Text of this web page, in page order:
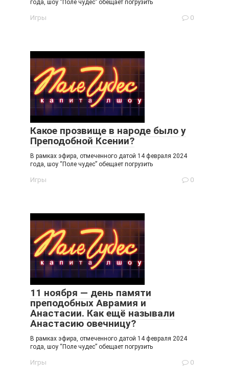
года, шоу “Поле чудес” обещает погрузить
Игры 0
Какое прозвище в народе было у
Преподобной Ксении?
В рамках эфира, отмеченного датой 14 февраля 2024
года, шоу “Поле чудес” обещает погрузить
Игры 0
11 ноября — день памяти
преподобных Аврамия и
Анастасии. Как ещё называли
Анастасию овечницу?
В рамках эфира, отмеченного датой 14 февраля 2024
года, шоу “Поле чудес” обещает погрузить
Игры 0